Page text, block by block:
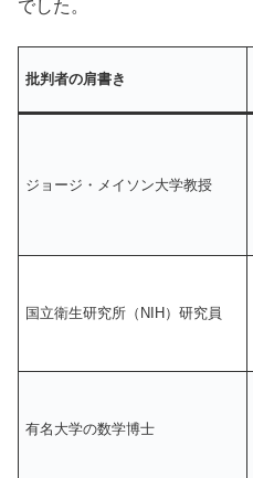
でした。
批判者の肩書き
ジョージ・メイソン大学教授
国立衛生研究所（NIH）研究員
有名大学の数学博士